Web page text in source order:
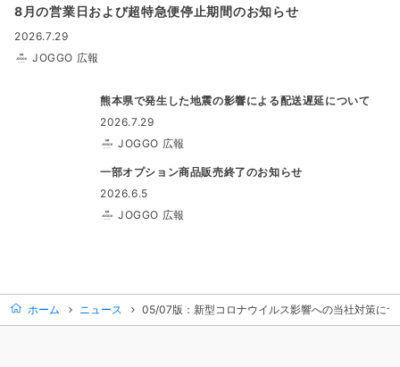
8月の営業日および超特急便停止期間のお知らせ
2026.7.29
JOGGO 広報
熊本県で発生した地震の影響による配送遅延について
2026.7.29
JOGGO 広報
一部オプション商品販売終了のお知らせ
2026.6.5
JOGGO 広報
ホーム ニュース 05/07版：新型コロナウイルス影響への当社対策に